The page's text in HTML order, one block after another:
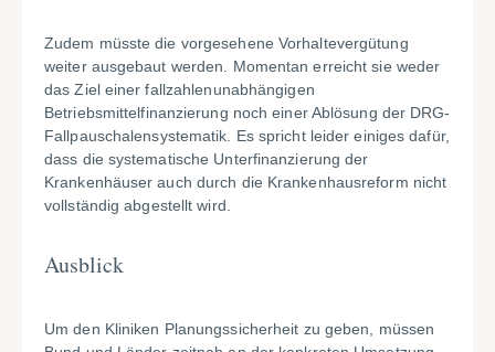
Zudem müsste die vorgesehene Vorhaltevergütung
weiter ausgebaut werden. Momentan erreicht sie weder
das Ziel einer fallzahlenunabhängigen
Betriebsmittelfinanzierung noch einer Ablösung der DRG-
Fallpauschalensystematik. Es spricht leider einiges dafür,
dass die systematische Unterfinanzierung der
Krankenhäuser auch durch die Krankenhausreform nicht
vollständig abgestellt wird.
Ausblick
Um den Kliniken Planungssicherheit zu geben, müssen